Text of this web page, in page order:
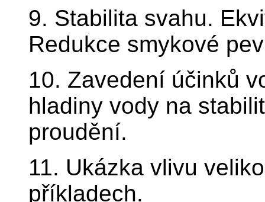
9. Stabilita svahu.
Redukce smykové
10. Zavedení účinků
hladiny vody na
proudění.
11. Ukázka vlivu
příkladech.